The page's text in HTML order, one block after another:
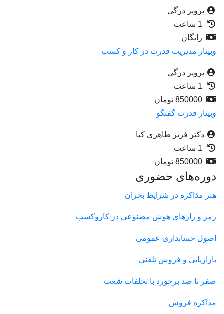
پرویز درگی
رایگان
وبینار مدیریت قدرت در کار و کسب
پرویز درگی
850000 تومان
وبینار قدرت گفتگو
دکتر فریز طاهری کیا
850000 تومان
دوره‌های حضوری
هنر مذاکره در شرایط بحران
رمز و رازهای هوش مصنوعی در کاروکسب
اصول حسابداری عمومی
بازاریابی و فروش تلفنی
صفر تا صد برخورد با تخلفات شعب
مذاکره فروش